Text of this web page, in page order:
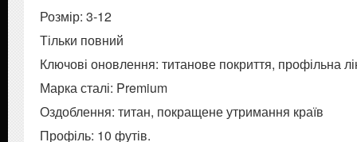
Розмір: 3-12
Тільки повний
Ключові оновлення: титанове покриття, профільна
Марка сталі: Premium
Оздоблення: титан, покращене утримання країв
Профіль: 10 футів.